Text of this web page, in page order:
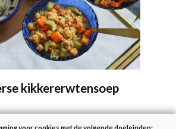
kikkererwtensoep